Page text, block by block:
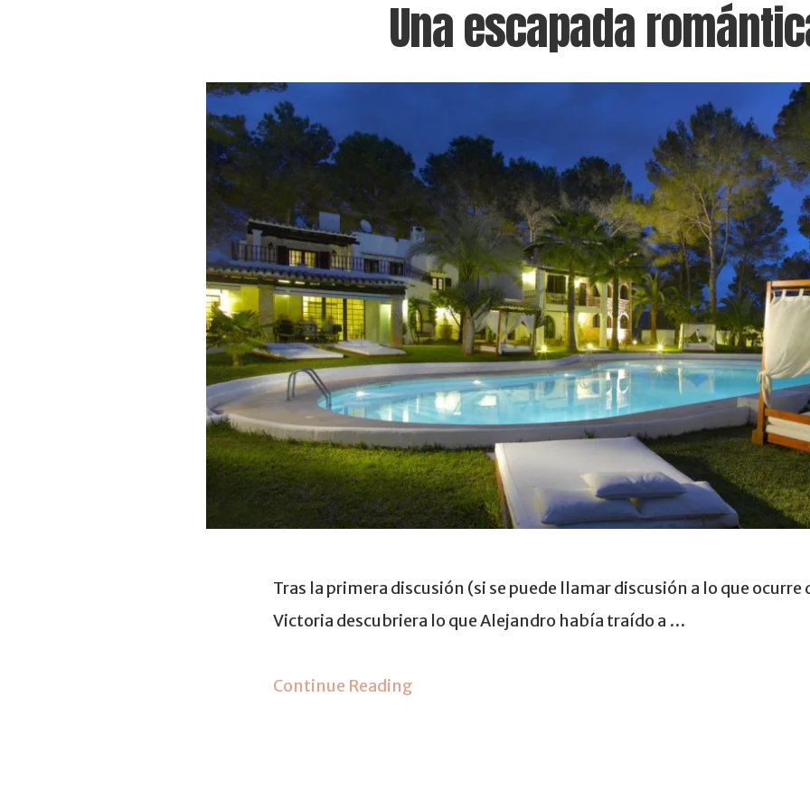
Una escapada
Tras la primera discusión (si se puede llamar discusión a lo que ocurre
Victoria descubriera lo que Alejandro había traído a …
Continue Reading